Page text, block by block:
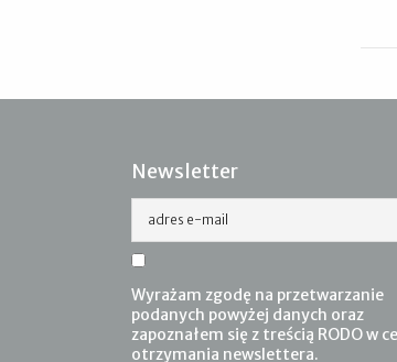
Newsletter
adres e-mail
Wyrażam zgodę na przetwarzanie
podanych powyżej danych oraz
zapoznałem się z treścią RODO w
otrzymania newslettera.